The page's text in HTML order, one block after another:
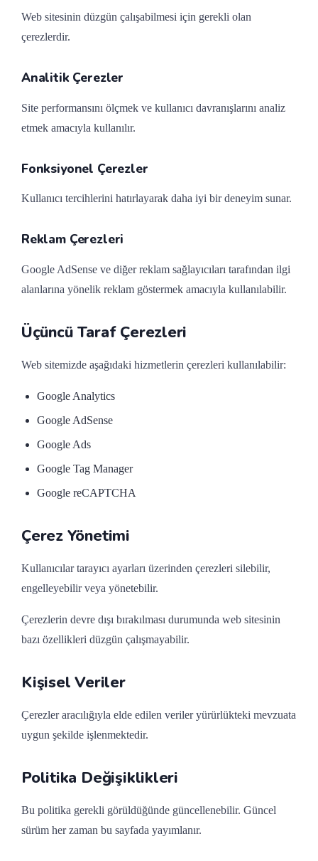
Web sitesinin düzgün çalışabilmesi için gerekli olan
çerezlerdir.
Analitik Çerezler
Site performansını ölçmek ve kullanıcı davranışlarını analiz
etmek amacıyla kullanılır.
Fonksiyonel Çerezler
Kullanıcı tercihlerini hatırlayarak daha iyi bir deneyim sunar.
Reklam Çerezleri
Google AdSense ve diğer reklam sağlayıcıları tarafından ilgi
alanlarına yönelik reklam göstermek amacıyla kullanılabilir.
Üçüncü Taraf Çerezleri
Web sitemizde aşağıdaki hizmetlerin çerezleri kullanılabilir:
Google Analytics
Google AdSense
Google Ads
Google Tag Manager
Google reCAPTCHA
Çerez Yönetimi
Kullanıcılar tarayıcı ayarları üzerinden çerezleri silebilir,
engelleyebilir veya yönetebilir.
Çerezlerin devre dışı bırakılması durumunda web sitesinin
bazı özellikleri düzgün çalışmayabilir.
Kişisel Veriler
Çerezler aracılığıyla elde edilen veriler yürürlükteki mevzuata
uygun şekilde işlenmektedir.
Politika Değişiklikleri
Bu politika gerekli görüldüğünde güncellenebilir. Güncel
sürüm her zaman bu sayfada yayımlanır.